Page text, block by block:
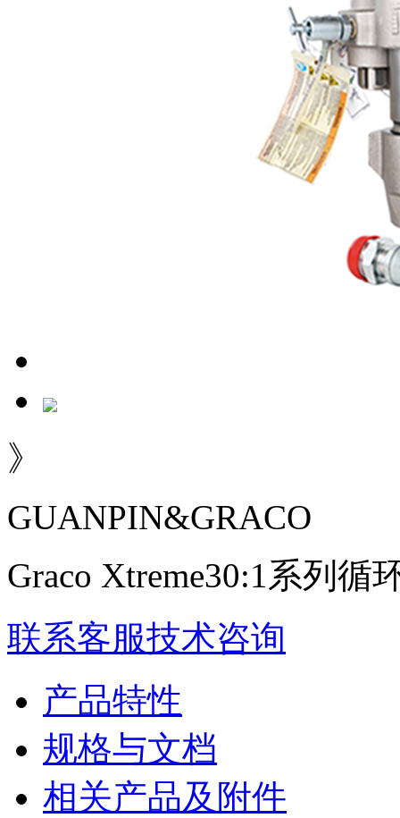
》
GUANPIN&GRACO
Graco Xtreme30:1系列循
联系客服技术咨询
产品特性
规格与文档
相关产品及附件